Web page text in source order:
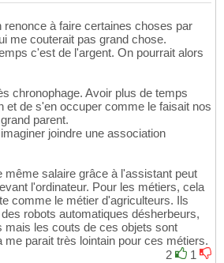
renonce à faire certaines choses par
me couterait pas grand chose.
c'est de l'argent. On pourrait alors
chronophage. Avoir plus de temps
et de s'en occuper comme le faisait nos
parent.
joindre une association
même salaire grâce à l'assistant peut
l'ordinateur. Pour les métiers, cela
comme le métier d'agriculteurs. Ils
robots automatiques désherbeurs,
mais les couts de ces objets sont
me parait très lointain pour ces métiers.
2
1